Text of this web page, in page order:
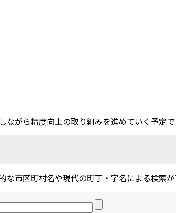
がら精度向上の取り組みを進めていく予定で
な市区町村名や現代の町丁・字名による検索が